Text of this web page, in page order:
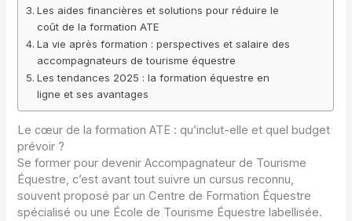
Les aides financières et solutions pour réduire le
coût de la formation ATE
La vie après formation : perspectives et salaire des
accompagnateurs de tourisme équestre
Les tendances 2025 : la formation équestre en
ligne et ses avantages
Le cœur de la formation ATE : qu’inclut-elle et quel budget
prévoir ?
Se former pour devenir Accompagnateur de Tourisme
Équestre, c’est avant tout suivre un cursus reconnu,
souvent proposé par un Centre de Formation Équestre
spécialisé ou une École de Tourisme Équestre labellisée.